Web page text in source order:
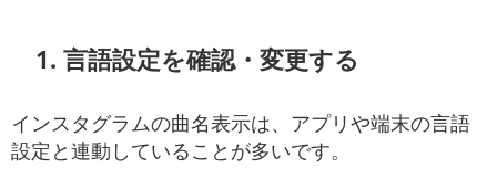
1. 言語設定を確認・変更する
インスタグラムの曲名表示は、アプリや端末の言語
設定と連動していることが多いです。